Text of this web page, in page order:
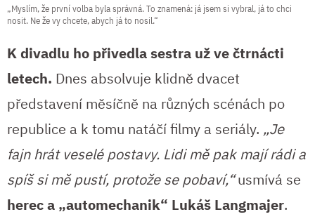
„Myslím, že první volba byla správná. To znamená: já jsem si vybral, já to chci
nosit. Ne že vy chcete, abych já to nosil.“
K divadlu ho přivedla sestra už ve čtrnácti
letech. Dnes absolvuje klidně dvacet
představení měsíčně na různých scénách po
republice a k tomu natáčí filmy a seriály. „Je
fajn hrát veselé postavy. Lidi mě pak mají rádi a
spíš si mě pustí, protože se pobaví,“usmívá se
herec a „automechanik“ Lukáš Langmajer.